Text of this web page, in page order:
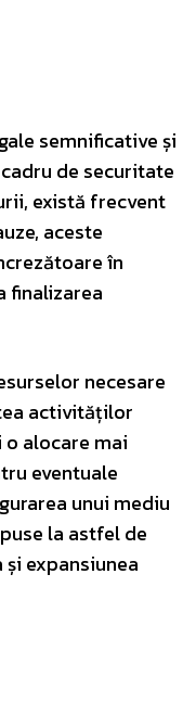
semnificative și
de securitate
există frecvent
aceste
în
finalizarea
necesare
activităților
alocare mai
eventuale
unui mediu
la astfel de
expansiunea